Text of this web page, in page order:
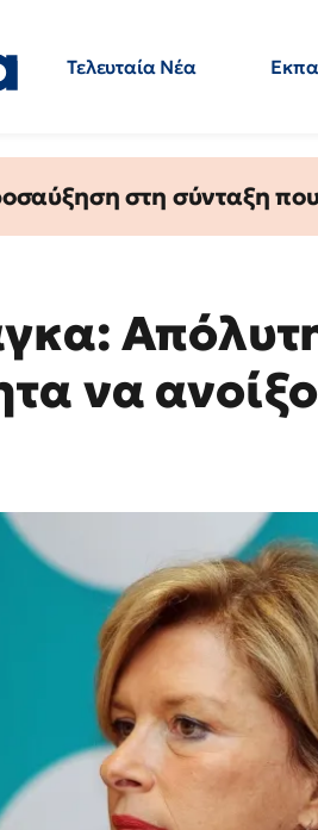
Τελευταία Νέα
στη σύνταξη που
να